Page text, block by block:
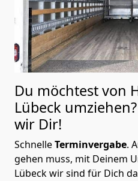
Du möchtest von
Lübeck
wir Dir!
SchnelleTerminvergabe.
gehen muss, mit Deinem
Lübeck wir sind für Dich